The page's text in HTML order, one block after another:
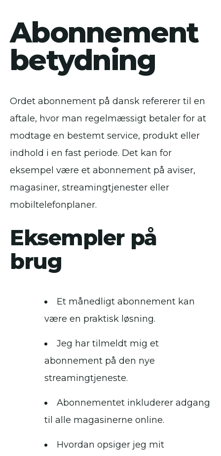
Abonnement
betydning
Ordet abonnement på dansk refererer til en
aftale, hvor man regelmæssigt betaler for at
modtage en bestemt service, produkt eller
indhold i en fast periode. Det kan for
eksempel være et abonnement på aviser,
magasiner, streamingtjenester eller
mobiltelefonplaner.
Eksempler på
brug
Et månedligt abonnement kan
være en praktisk løsning.
Jeg har tilmeldt mig et
abonnement på den nye
streamingtjeneste.
Abonnementet inkluderer adgang
til alle magasinerne online.
Hvordan opsiger jeg mit